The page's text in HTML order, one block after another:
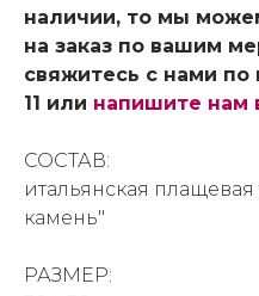
наличии, то мы
на заказ по вашим
свяжитесь с нами по
11 или напишите нам
СОСТАВ:
итальянская
камень"
РАЗМЕР: